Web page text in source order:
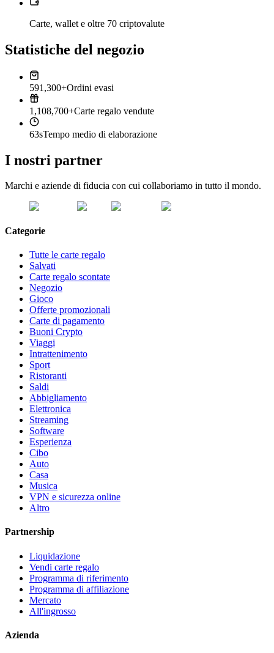
Carte, wallet e oltre 70 criptovalute
Statistiche del negozio
591,300+Ordini evasi
1,108,700+Carte regalo vendute
63sTempo medio di elaborazione
I nostri partner
Marchi e aziende di fiducia con cui collaboriamo in tutto il mondo.
Categorie
Tutte le carte regalo
Salvati
Carte regalo scontate
Negozio
Gioco
Offerte promozionali
Carte di pagamento
Buoni Crypto
Viaggi
Intrattenimento
Sport
Ristoranti
Saldi
Abbigliamento
Elettronica
Streaming
Software
Esperienza
Cibo
Auto
Casa
Musica
VPN e sicurezza online
Altro
Partnership
Liquidazione
Vendi carte regalo
Programma di riferimento
Programma di affiliazione
Mercato
All'ingrosso
Azienda